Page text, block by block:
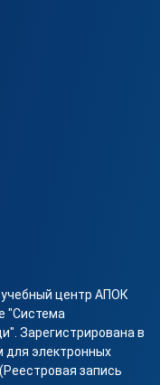
учебный центр АПОК
"Система
Зарегистрирована в
для электронных
запись